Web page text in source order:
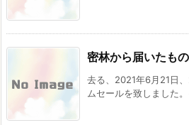
密林から届いたもの
去る、2021年6月21日
ムセールを致しました